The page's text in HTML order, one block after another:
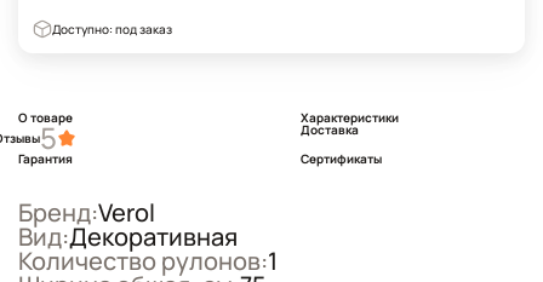
Доступно: под заказ
О товаре
Характеристики
5
Доставка
Гарантия
Сертификаты
Бренд:Verol
Вид:Декоративная
Количество рулонов:1